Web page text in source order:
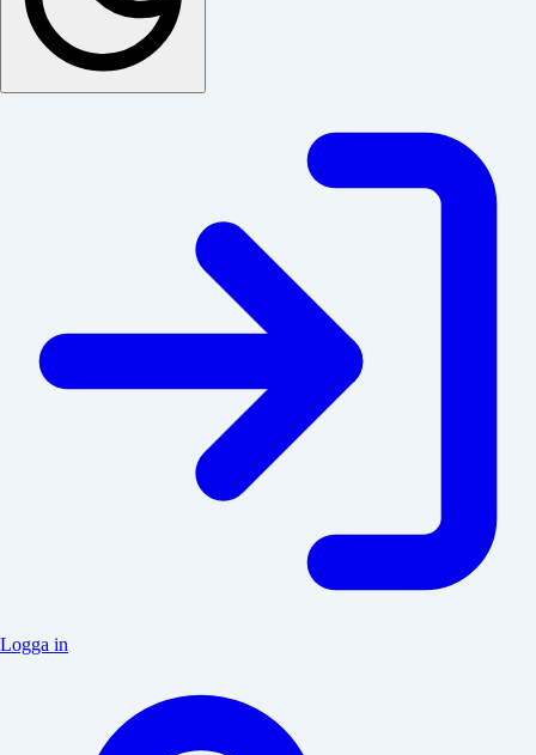
Logga in